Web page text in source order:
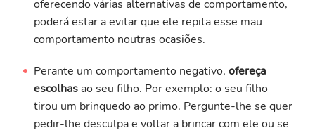
oferecendo várias alternativas de comportamento,
poderá estar a evitar que ele repita esse mau
comportamento noutras ocasiões.
Perante um comportamento negativo, ofereça
escolhasao seu filho. Por exemplo: o seu filho
tirou um brinquedo ao primo. Pergunte-lhe se quer
pedir-lhe desculpa e voltar a brincar com ele ou se